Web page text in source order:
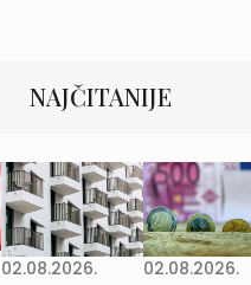
NAJČITANIJE
02.08.2026. 02.08.2026.